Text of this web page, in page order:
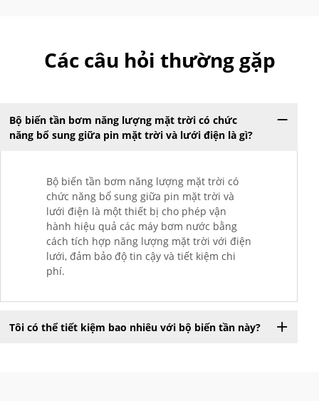
Các câu hỏi thường gặp
Bộ biến tần bơm năng lượng mặt trời có chức
năng bổ sung giữa pin mặt trời và lưới điện là gì?
Bộ biến tần bơm năng lượng mặt trời có
chức năng bổ sung giữa pin mặt trời và
lưới điện là một thiết bị cho phép vận
hành hiệu quả các máy bơm nước bằng
cách tích hợp năng lượng mặt trời với điện
lưới, đảm bảo độ tin cậy và tiết kiệm chi
phí.
Tôi có thể tiết kiệm bao nhiêu với bộ biến tần này?